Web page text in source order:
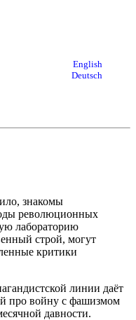
English
Deutsch
знакомы
революционных
лабораторию
строй, могут
критики
линии даёт
про войну с фашизмом
давности.